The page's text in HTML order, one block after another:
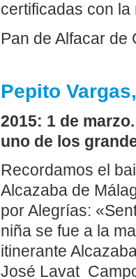
certificadas con
Pan de Alfacar de
Pepito
2015: 1 de
uno de los
Recordamos el
Alcazaba de
por Alegrías:
niña se fue a la
itinerante
José Lavat